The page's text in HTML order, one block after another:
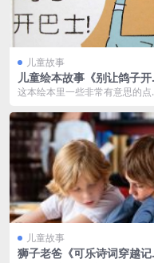
儿童故事
儿童绘本故事《别让鸽子开
士》PPT免费
这本绘本里一些非常有意思的点
式，跟现在占据...
儿童故事
狮子老爸《可乐诗词穿越记